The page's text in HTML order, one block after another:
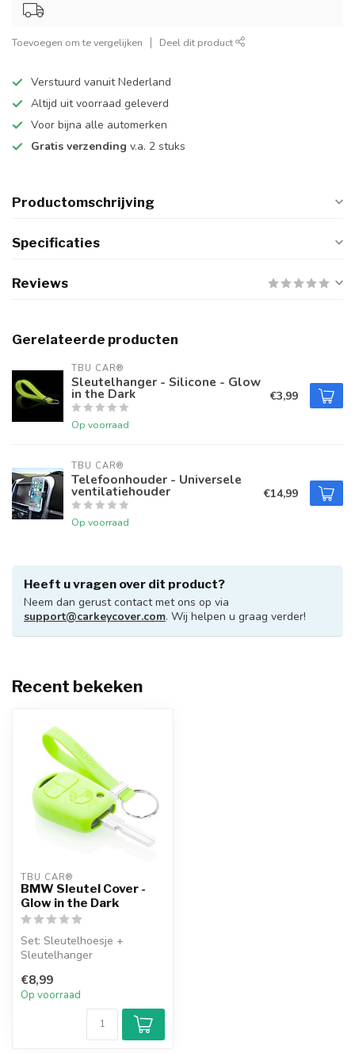
Toevoegen om te vergelijken Deel dit product
Verstuurd vanuit Nederland
Altijd uit voorraad geleverd
Voor bijna alle automerken
Gratis verzending v.a. 2 stuks
Productomschrijving
Specificaties
Reviews
Gerelateerde producten
TBU CAR®
Sleutelhanger - Silicone - Glow
in the Dark
Op voorraad
€3,99
TBU CAR®
Telefoonhouder - Universele
ventilatiehouder
Op voorraad
€14,99
Heeft u vragen over dit product?
Neem dan gerust contact met ons op via
support@carkeycover.com. Wij helpen u graag verder!
Recent bekeken
TBU CAR®
BMW Sleutel Cover -
Glow in the Dark
Set: Sleutelhoesje +
Sleutelhanger
€8,99
Op voorraad